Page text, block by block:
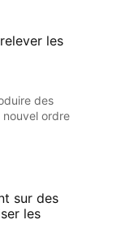
les
des
nouvel ordre
sur des
les